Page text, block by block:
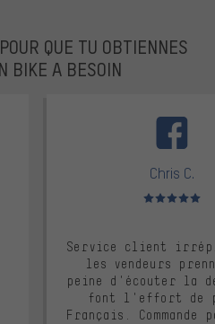
QUE TU OBTIENNES
BIKE A BESOIN
Chris C.
Note moyenne :
Service client
les vendeurs
peine d'écouter la
font l'effort de
Français. Commande